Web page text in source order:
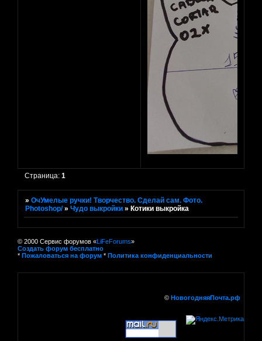
Страница:1
»ОчУмелые ручки! Творчество. Сделай сам. Фото.
Photoshop/ »Чудо выкройки »Котики выкройка
© 2000 Сервис форумов «LiFeForums»
Создать форум бесплатно
* Пожаловаться на форум * Политика конфиденциальности
© НовогодняяПочта.рф